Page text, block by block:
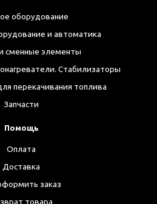
оборудование
и автоматика
сменные элементы
Стабилизаторы
перекачивания топлива
Запчасти
Помощь
Оплата
Доставка
заказ
товара